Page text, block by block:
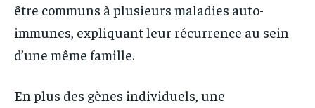
être communs à plusieurs maladies auto-
immunes, expliquant leur récurrence au sein
d’une même famille.
En plus des gènes individuels, une